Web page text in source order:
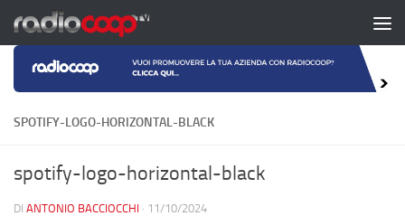
Salta al contenuto
SPOTIFY-LOGO-HORIZONTAL-BLACK
spotify-logo-horizontal-black
DI ANTONIO BACCIOCCHI · 11/10/2024